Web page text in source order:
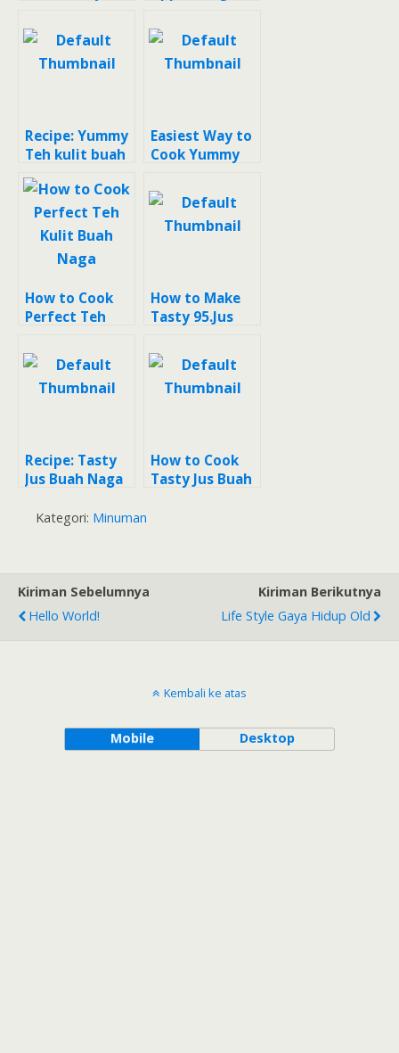
naga
naga
Recipe: Yummy
Teh kulit buah
naga
Easiest Way to
Cook Yummy
Naga
How to Cook
Perfect Teh
Naga
How to Make
Tasty 95.Jus
pisang
Recipe: Tasty
Jus Buah Naga
How to Cook
Tasty Jus Buah
Kategori: Minuman
Kiriman Sebelumnya
Hello World!
Kiriman Berikutnya
Life Style Gaya Hidup Old
Kembali ke atas
Mobile Desktop